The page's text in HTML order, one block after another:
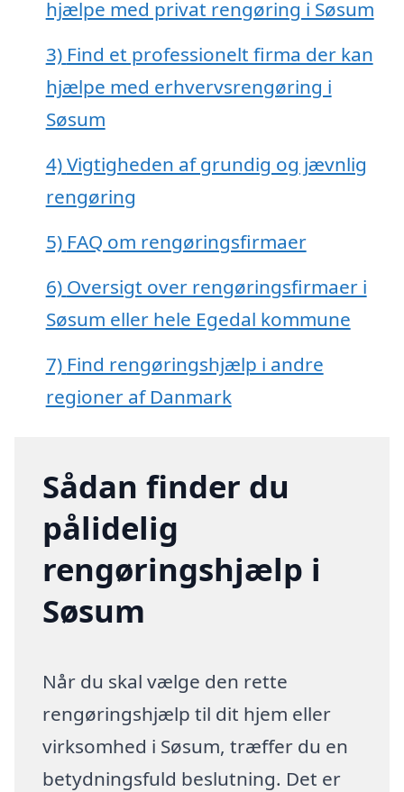
hjælpe med privat rengøring i Søsum
3) Find et professionelt firma der kan
hjælpe med erhvervsrengøring i
Søsum
4)Vigtigheden af grundig og jævnlig
rengøring
5) FAQ om rengøringsfirmaer
6) Oversigt over rengøringsfirmaer i
Søsum eller hele Egedal kommune
7) Find rengøringshjælp i andre
regioner af Danmark
Sådan finder du
pålidelig
rengøringshjælp i
Søsum
Når du skal vælge den rette
rengøringshjælp til dit hjem eller
virksomhed i Søsum, træffer du en
betydningsfuld beslutning. Det er